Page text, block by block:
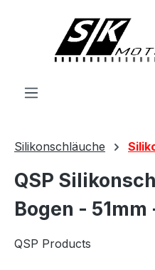
Silikonschläuche
QSP
Bogen -
QSP Products